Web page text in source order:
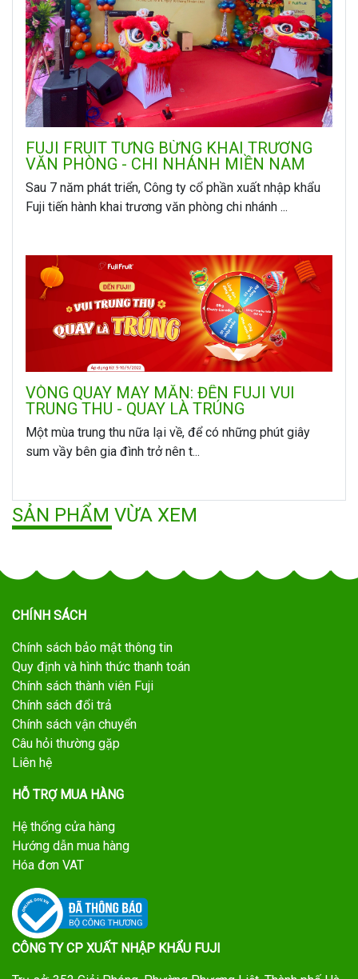
FUJI FRUIT TƯNG BỪNG KHAI TRƯƠNG
VĂN PHÒNG - CHI NHÁNH MIỀN NAM
Sau 7 năm phát triển, Công ty cổ phần xuất nhập khẩu
Fuji tiến hành khai trương văn phòng chi nhánh ...
VÒNG QUAY MAY MẮN: ĐẾN FUJI VUI
TRUNG THU - QUAY LÀ TRÚNG
Một mùa trung thu nữa lại về, để có những phút giây
sum vầy bên gia đình trở nên t...
SẢN PHẨM VỪA XEM
CHÍNH SÁCH
Chính sách bảo mật thông tin
Quy định và hình thức thanh toán
Chính sách thành viên Fuji
Chính sách đổi trả
Chính sách vận chuyển
Câu hỏi thường gặp
Liên hệ
HỖ TRỢ MUA HÀNG
Hệ thống cửa hàng
Hướng dẫn mua hàng
Hóa đơn VAT
CÔNG TY CP XUẤT NHẬP KHẨU FUJI